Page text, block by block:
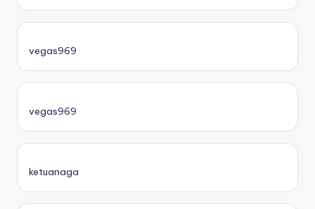
vegas969
vegas969
ketuanaga